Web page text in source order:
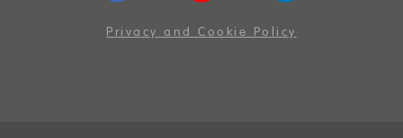
Privacy and Cookie Policy